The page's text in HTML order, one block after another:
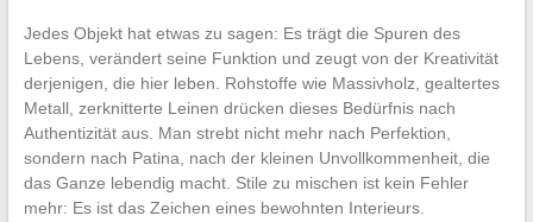
Jedes Objekt hat etwas zu sagen: Es trägt die Spuren des
Lebens, verändert seine Funktion und zeugt von der Kreativität
derjenigen, die hier leben. Rohstoffe wie Massivholz, gealtertes
Metall, zerknitterte Leinen drücken dieses Bedürfnis nach
Authentizität aus. Man strebt nicht mehr nach Perfektion,
sondern nach Patina, nach der kleinen Unvollkommenheit, die
das Ganze lebendig macht. Stile zu mischen ist kein Fehler
mehr: Es ist das Zeichen eines bewohnten Interieurs.